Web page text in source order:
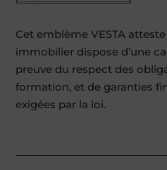
Cet emblème VESTA
immobilier dispose d’une
preuve du respect des
formation, et de garanties
exigées par la loi.